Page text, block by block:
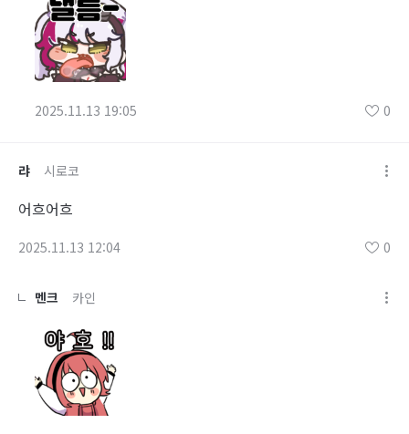
2025.11.13 19:05 0
랴 시로코
어흐어흐
2025.11.13 12:04 0
멘크 카인